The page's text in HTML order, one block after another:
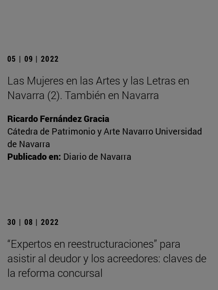
05 | 09 | 2022
Las Mujeres en las Artes y las Letras en
Navarra (2). También en Navarra
Ricardo Fernández Gracia
Cátedra de Patrimonio y Arte Navarro Universidad
de Navarra
Publicado en: Diario de Navarra
30 | 08 | 2022
“Expertos en reestructuraciones” para
asistir al deudor y los acreedores: claves de
la reforma concursal